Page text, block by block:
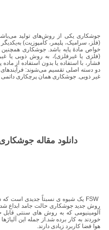
جوشکاری یکی از روش‌های تولید
(فلز، سرامیک، پلیمر، کامپوزیت)
خواص مادهٔ پایه باشد. جوشکاری
(فلزی یا غیرفلزی)، به روش ذوبی یا
فشار، با استفاده یا بدون استفاده از
دو دسته اصلی تقسیم می‌شوند:
غیر ذوبی. جوشکاری همان پرچکاری
دانلود مقاله
روش جدید جوشکاری حالت جامد ابداع
آلومینیومی که به روش های سنتی
هوا فضا کاربرد زیادی دارند.